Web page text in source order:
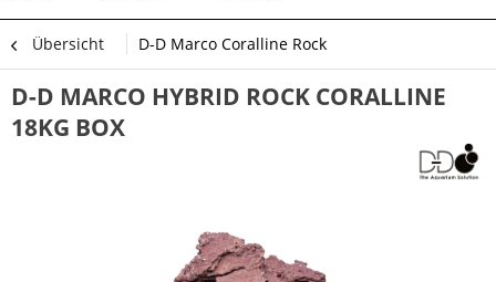
Übersicht D-D Marco Coralline Rock
D-D MARCO HYBRID ROCK CORALLINE
18KG BOX